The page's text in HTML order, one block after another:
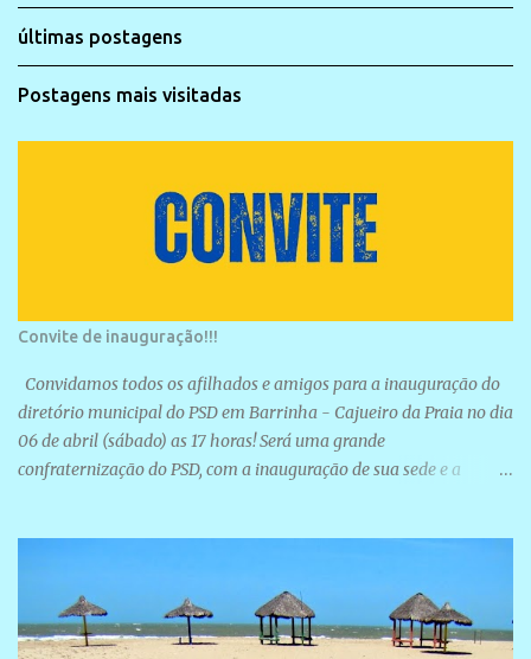
últimas postagens
Postagens mais visitadas
Convite de inauguração!!!
Convidamos todos os afilhados e amigos para a inauguração do
diretório municipal do PSD em Barrinha - Cajueiro da Praia no dia
06 de abril (sábado) as 17 horas! Será uma grande
confraternização do PSD, com a inauguração de sua sede e a